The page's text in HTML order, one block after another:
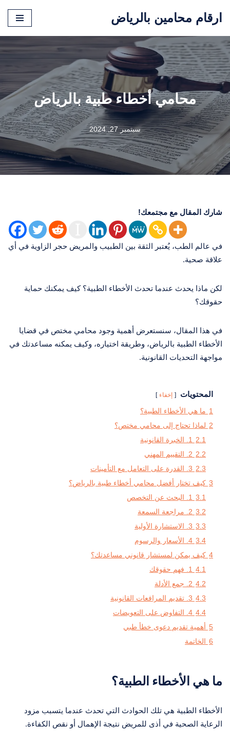
تخطى
المحتوى
ارقام محامين بالرياض
محامي أخطاء طبية بالرياض
سبتمبر 27, 2024
شارك المقال مع مجتمعك!
في عالم الطب، يُعتبر الثقة بين الطبيب والمريض حجر الزاوية في أي
علاقة صحية.
لكن ماذا يحدث عندما تحدث الأخطاء الطبية؟ كيف يمكنك حماية
حقوقك؟
في هذا المقال، سنستعرض أهمية وجود محامي مختص في قضايا
الأخطاء الطبية بالرياض، وطريقة اختياره، وكيف يمكنه مساعدتك في
مواجهة التحديات القانونية.
المحتويات إخفاء
1 ما هي الأخطاء الطبية؟
2 لماذا تحتاج إلى محامي مختص؟
2.1 1. الخبرة القانونية
2.2 2. التقييم المهني
2.3 3. القدرة على التعامل مع التأمينات
3 كيف تختار أفضل محامي أخطاء طبية بالرياض؟
3.1 1. البحث عن التخصص
3.2 2. مراجعة السمعة
3.3 3. الاستشارة الأولية
3.4 4. الأسعار والرسوم
4 كيف يمكن لمستشار قانوني مساعدتك؟
4.1 1. فهم حقوقك
4.2 2. جمع الأدلة
4.3 3. تقديم المرافعات القانونية
4.4 4. التفاوض على التعويضات
5
أهمية تقديم دعوى خطأ طبي
6
الخاتمة
ما هي الأخطاء الطبية؟
الأخطاء الطبية هي تلك الحوادث التي تحدث عندما يتسبب مزود
الرعاية الصحية في أذى للمريض نتيجة الإهمال أو نقص الكفاءة.